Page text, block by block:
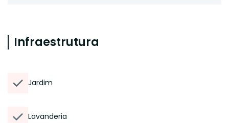
Infraestrutura
Jardim
Lavanderia